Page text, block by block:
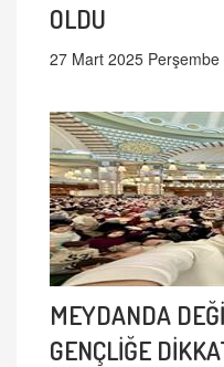
OLDU
27 Mart 2025 Perşembe
MEYDANDA
GENÇLİĞE